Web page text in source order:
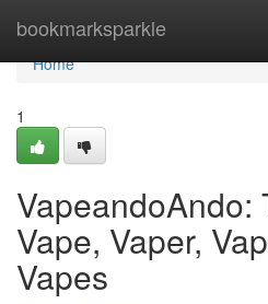
bookmarksparkle
Home
Home
1
VapeandoAndo:
Vape, Vaper,
Vapes